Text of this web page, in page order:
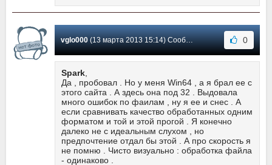
vglo000(13 марта 2013 15:14) Сообщение #46 0
Spark
Да , пробовал . Но у меня Win64 , а я брал ее с
этого сайта . А здесь она под 32 . Выдовала
много ошибок по фаилам , ну я ее и снес . А
если сравнивать качество обработанных одним
форматом и той и этой прогой . Я конечно
далеко не с идеальным слухом , но
предпочтение отдал бы этой . А про скорость я
не помню . Чисто визуально : обработка файла
- одинаково .